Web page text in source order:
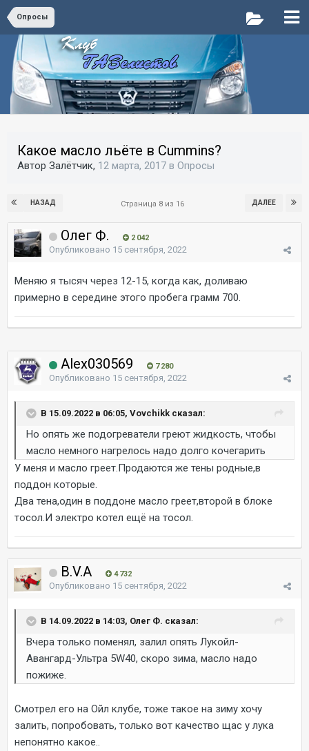
Опросы
Какое масло льёте в Cummins?
Автор Залётчик, 12 марта, 2017 в Опросы
НАЗАД ДАЛЕЕ
Страница 8 из 16
Олег Ф. 2 042
Опубликовано 15 сентября, 2022
Меняю я тысяч через 12-15, когда как, доливаю
примерно в середине этого пробега грамм 700.
Alex030569 7 280
Опубликовано 15 сентября, 2022
В 15.09.2022 в 06:05, Vovchikk сказал:
Но опять же подогреватели греют жидкость, чтобы
масло немного нагрелось надо долго кочегарить
У меня и масло греет.Продаются же тены родные,в
поддон которые.
Два тена,один в поддоне масло греет,второй в блоке
тосол.И электро котел ещё на тосол.
B.V.A 4 732
Опубликовано 15 сентября, 2022
В 14.09.2022 в 14:03, Олег Ф. сказал:
Вчера только поменял, залил опять Лукойл-
Авангард-Ультра 5W40, скоро зима, масло надо
пожиже.
Смотрел его на Ойл клубе, тоже такое на зиму хочу
залить, попробовать, только вот качество щас у лука
непонятно какое..